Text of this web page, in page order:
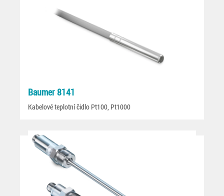
Baumer 8141
Kabelové teplotní čidlo Pt100, Pt1000